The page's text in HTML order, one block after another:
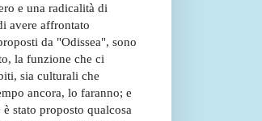
e una radicalità di
avere affrontato
da "Odissea", sono
la funzione che ci
sia culturali che
ancora, lo faranno; e
stato proposto qualcosa